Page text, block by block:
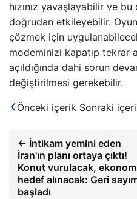
hızınız yavaşlayabilir ve bu
doğrudan etkileyebilir.
çözmek için
modeminizi kapatıp tekrar
açıldığında dahi sorun
değiştirilmesi gerekebilir.
Önceki içerik Sonraki
← İntikam yemini eden
İran'ın planı ortaya çıktı!
Konut vurulacak,
hedef alınacak: Geri
başladı